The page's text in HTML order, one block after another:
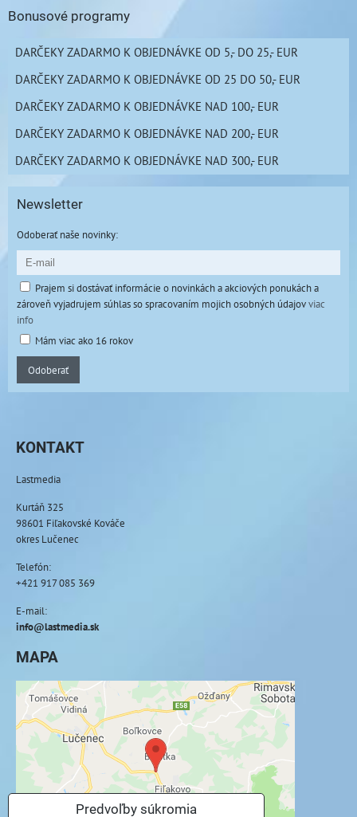
Bonusové programy
DARČEKY ZADARMO K OBJEDNÁVKE OD 5,- DO 25,- EUR
DARČEKY ZADARMO K OBJEDNÁVKE OD 25 DO 50,- EUR
DARČEKY ZADARMO K OBJEDNÁVKE NAD 100,- EUR
DARČEKY ZADARMO K OBJEDNÁVKE NAD 200,- EUR
DARČEKY ZADARMO K OBJEDNÁVKE NAD 300,- EUR
Newsletter
Odoberať naše novinky:
Prajem si dostávať informácie o novinkách a akciových ponukách a
zároveň vyjadrujem súhlas so spracovaním mojich osobných údajovviac
info
Mám viac ako 16 rokov
Odoberať
KONTAKT
Lastmedia
Kurtáň 325
98601 Fiľakovské Kováče
okres Lučenec
Telefón:
+421 917 085 369
E-mail:
info@lastmedia.sk
MAPA
Externý obsah je blokovaný Voľbami
súkromia
Prajete si načítať externý obsah?
Povoliť tentokrát
Predvoľby súkromia